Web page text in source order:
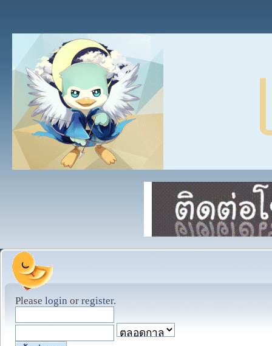
Please login or register.